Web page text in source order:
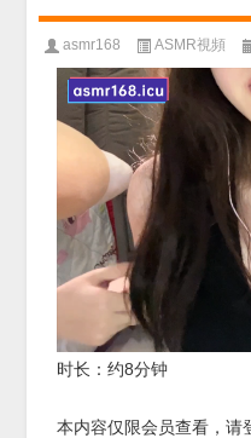
asmr168 ASMR視頻
时长：约8分钟
本内容仅限会员查看，请